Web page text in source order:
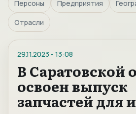
Персоны Предприятия
Отрасли
29.11.2023 - 13:08
В Саратовской
освоен выпуск
запчастей для